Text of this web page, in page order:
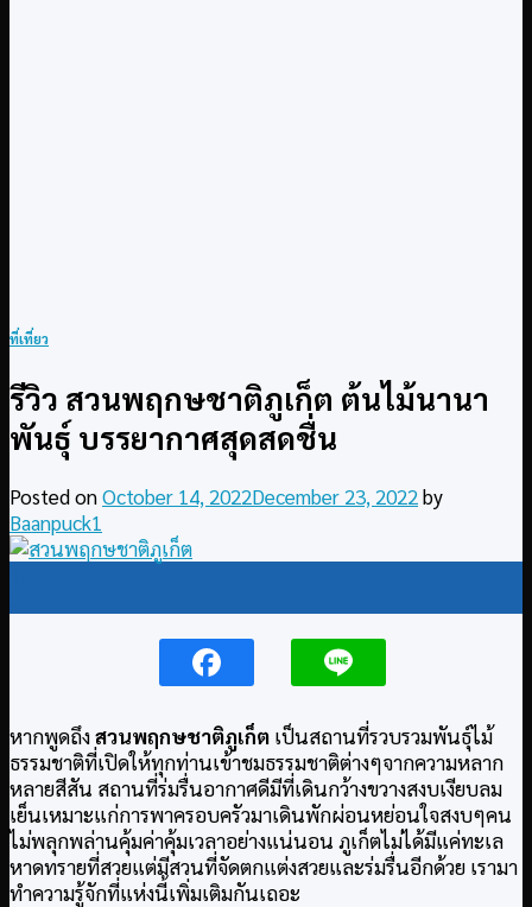
ที่เที่ยว
รีวิว สวนพฤกษชาติภูเก็ต ต้นไม้นานา
พันธุ์ บรรยากาศสุดสดชื่น
Posted onOctober 14, 2022December 23, 2022by
Baanpuck1
หากพูดถึงสวนพฤกษชาติภูเก็ต เป็นสถานที่รวบรวมพันธุ์ไม้
ธรรมชาติที่เปิดให้ทุกท่านเข้าชมธรรมชาติต่างๆจากความหลาก
หลายสีสัน สถานที่ร่มรื่นอากาศดีมีที่เดินกว้างขวางสงบเงียบลม
เย็นเหมาะแก่การพาครอบครัวมาเดินพักผ่อนหย่อนใจสงบๆคน
ไม่พลุกพล่านคุ้มค่าคุ้มเวลาอย่างแน่นอน ภูเก็ตไม่ได้มีแค่ทะเล
หาดทรายที่สวยแต่มีสวนที่จัดตกแต่งสวยและร่มรื่นอีกด้วย เรามา
ทำความรู้จักที่แห่งนี้เพิ่มเติมกันเถอะ